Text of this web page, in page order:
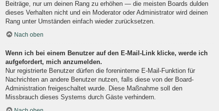
Beiträge, nur um deinen Rang zu erhöhen — die meisten Boards dulden
dieses Verhalten nicht und ein Moderator oder Administrator wird deinen
Rang unter Umständen einfach wieder zurücksetzen.
Nach oben
Wenn ich bei einem Benutzer auf den E-Mail-Link klicke, werde ich
aufgefordert, mich anzumelden.
Nur registrierte Benutzer dürfen die foreninterne E-Mail-Funktion für
Nachrichten an andere Benutzer nutzen, falls diese von der Board-
Administration freigeschaltet wurde. Diese Maßnahme soll den
Missbrauch dieses Systems durch Gäste verhindern.